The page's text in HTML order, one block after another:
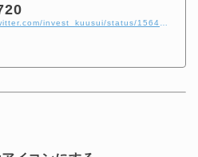
https://twitter.com/invest_kuusui/status/1564830740453662720